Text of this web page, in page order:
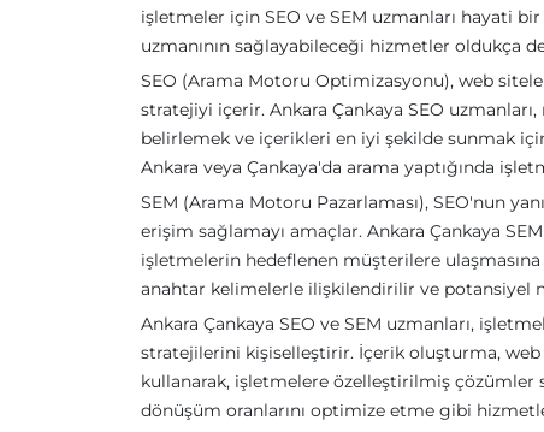
işletmeler için SEO ve SEM uzmanları hayati
uzmanının sağlayabileceği hizmetler oldukça
SEO (Arama Motoru Optimizasyonu), web
stratejiyi içerir. Ankara Çankaya SEO
belirlemek ve içerikleri en iyi şekilde sunmak
Ankara veya Çankaya'da arama yaptığında
SEM (Arama Motoru Pazarlaması), SEO'nun
erişim sağlamayı amaçlar. Ankara Çankaya
işletmelerin hedeflenen müşterilere
anahtar kelimelerle ilişkilendirilir ve potansiyel
Ankara Çankaya SEO ve SEM uzmanları,
stratejilerini kişiselleştirir. İçerik oluşturma, web
kullanarak, işletmelere özelleştirilmiş çözümler
dönüşüm oranlarını optimize etme gibi